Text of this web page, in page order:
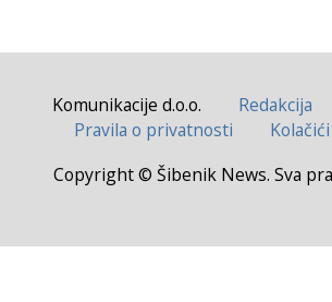
Komunikacije d.o.o. Redakcija
Pravila o privatnosti
Kolačići
Copyright © Šibenik News. Sva